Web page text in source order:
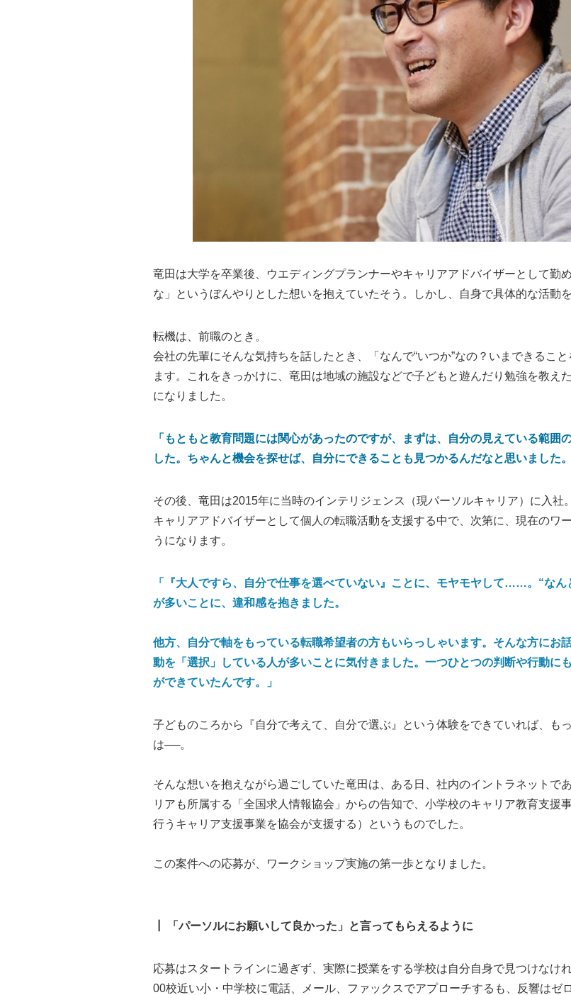
竜田は大学を卒業後、ウエディングプランナーやキャリアアドバイザーとして勤
な」というぼんやりとした想いを抱えていたそう。しかし、自身で具体的な活動
転機は、前職のとき。
会社の先輩にそんな気持ちを話したとき、「なんで“いつか”なの？いまできるこ
ます。これをきっかけに、竜田は地域の施設などで子どもと遊んだり勉強を教え
になりました。
「 もともと教育問題には関心があったのですが、まずは、自分の見えている範囲
した。ちゃんと機会を探せば、自分にできることも見つかるんだなと思いました。
その後、竜田は2015年に当時のインテリジェンス（現パーソルキャリア）に入社。
キャリアアドバイザーとして個人の転職活動を支援する中で、次第に、現在のワ
うになります。
「
『大人ですら、自分で仕事を選べていない』ことに、モヤモヤして……。“な
が多いことに、違和感を抱きました。
他方、自分で軸をもっている転職希望者の方もいらっしゃいます。そんな方にお
動を「選択」している人が多いことに気付きました。一つひとつの判断や行動に
ができていたんです。
」
子どものころから『自分で考えて、自分で選ぶ』という体験をできていれば、も
は──。
そんな想いを抱えながら過ごしていた竜田は、ある日、社内のイントラネットで
リアも所属する「全国求人情報協会」からの告知で、小学校のキャリア教育支援
行うキャリア支援事業を協会が支援する）というものでした。
この案件への応募が、ワークショップ実施の第一歩となりました。
┃ 「パーソルにお願いして良かった」と言ってもらえるように
応募はスタートラインに過ぎず、実際に授業をする学校は自分自身で見つけなけ
00校近い小・中学校に電話、メール、ファックスでアプローチするも、反響はゼロ